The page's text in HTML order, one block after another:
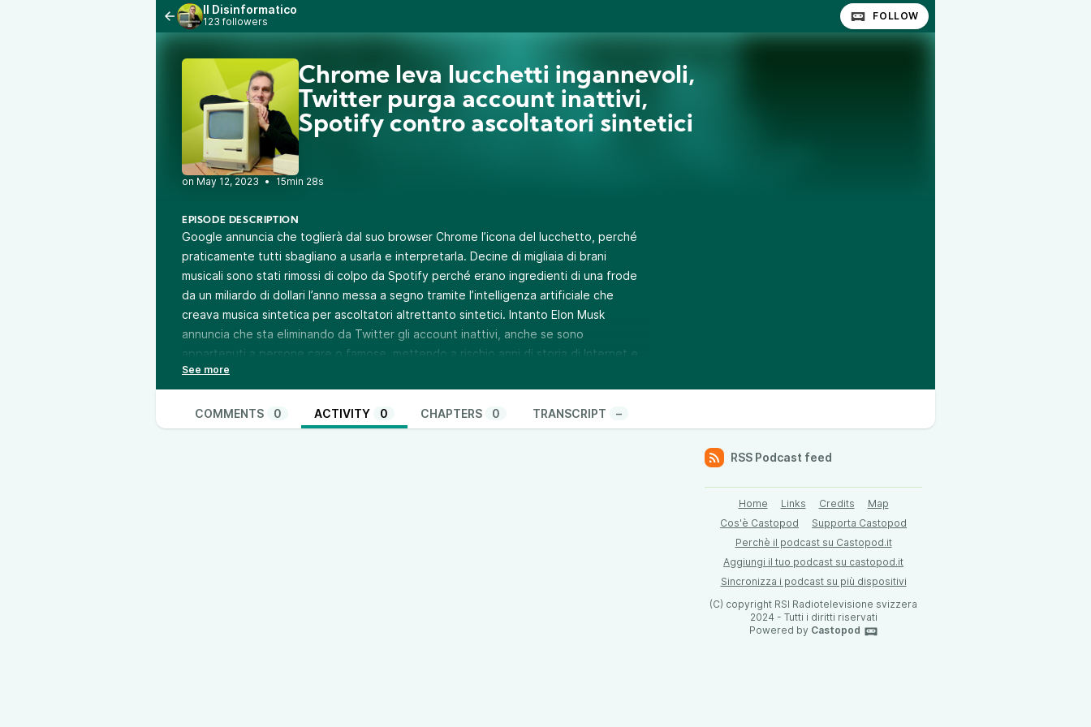
Il Disinformatico
123 followers FOLLOW
Chrome leva lucchetti ingannevoli,
Twitter purga account inattivi,
Spotify contro ascoltatori sintetici
• 15min 28s
EPISODE DESCRIPTION
Google annuncia che toglierà dal suo browser Chrome l’icona del lucchetto, perché
praticamente tutti sbagliano a usarla e interpretarla. Decine di migliaia di brani
musicali sono stati rimossi di colpo da Spotify perché erano ingredienti di una frode
da un miliardo di dollari l’anno messa a segno tramite l’intelligenza artificiale che
creava musica sintetica per ascoltatori altrettanto sintetici. Intanto Elon Musk
annuncia che sta eliminando da Twitter gli account inattivi, anche se sono
appartenuti a persone care o famose, mettendo a rischio anni di storia di Internet e
di ricordi di chi non c’è più: ma ci sono modi per rimediare.
COMMENTS 0 ACTIVITY 0 CHAPTERS 0 TRANSCRIPT –
RSS Podcast feed
Home Links Credits
Map
Cos'è Castopod
Supporta Castopod
Perchè il podcast su Castopod.it
Aggiungi il tuo podcast su castopod.it
Sincronizza i podcast su più dispositivi
(C) copyright RSI Radiotelevisione svizzera
2024 - Tutti i diritti riservati
Powered by Castopod